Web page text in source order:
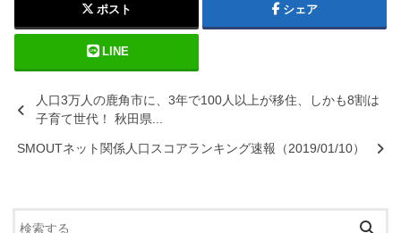
ポスト シェア
LINE
人口3万人の鹿角市に、3年で100人以上が移住、しかも8割は
子育て世代！ 秋田県...
SMOUTネット関係人口スコアランキング速報（2019/01/10）